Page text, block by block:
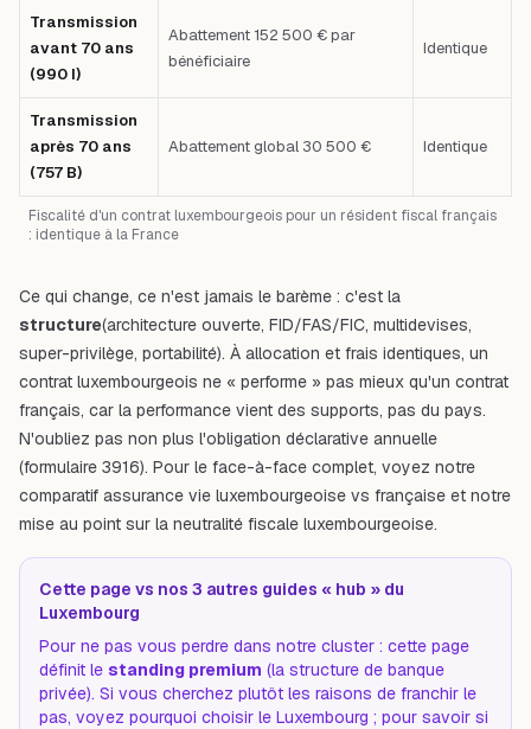
Fiscalité d'un contrat luxembourgeois pour un résident fiscal français
: identique à la France
Transmission
avant 70 ans
(990 I)
Abattement 152 500 € par
bénéficiaire
Identique
Transmission
après 70 ans
(757 B)
Abattement global 30 500 € Identique
Ce qui change, ce n'est jamais le barème : c'est la
structure(architecture ouverte, FID/FAS/FIC, multidevises,
super-privilège, portabilité). À allocation et frais identiques, un
contrat luxembourgeois ne « performe » pas mieux qu'un contrat
français, car la performance vient des supports, pas du pays.
N'oubliez pas non plus l'obligation déclarative annuelle
(formulaire 3916). Pour le face-à-face complet, voyez notre
comparatif assurance vie luxembourgeoise vs française et notre
mise au point sur la neutralité fiscale luxembourgeoise.
Cette page vs nos 3 autres guides « hub » du
Luxembourg
Pour ne pas vous perdre dans notre cluster : cette page
définit le standing premium (la structure de banque
privée). Si vous cherchez plutôt les raisons de franchir le
pas, voyez pourquoi choisir le Luxembourg ; pour savoir si